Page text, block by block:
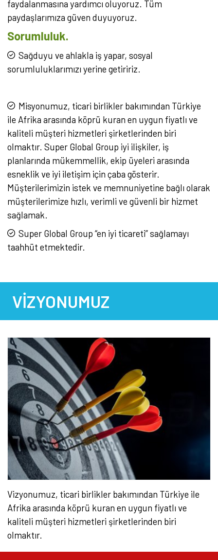
faydalanmasına yardımcı oluyoruz. Tüm
paydaşlarımıza güven duyuyoruz.
Sorumluluk.
Sağduyu ve ahlakla iş yapar, sosyal
sorumluluklarımızı yerine getiririz.
Misyonumuz, ticari birlikler bakımından Türkiye
ile Afrika arasında köprü kuran en uygun fiyatlı ve
kaliteli müşteri hizmetleri şirketlerinden biri
olmaktır. Super Global Group iyi ilişkiler, iş
planlarında mükemmellik, ekip üyeleri arasında
esneklik ve iyi iletişim için çaba gösterir.
Müşterilerimizin istek ve memnuniyetine bağlı olarak
müşterilerimize hızlı, verimli ve güvenli bir hizmet
sağlamak.
Super Global Group “en iyi ticareti” sağlamayı
taahhüt etmektedir.
VIZYONUMUZ
Vizyonumuz, ticari birlikler bakımından Türkiye ile
Afrika arasında köprü kuran en uygun fiyatlı ve
kaliteli müşteri hizmetleri şirketlerinden biri
olmaktır.​​